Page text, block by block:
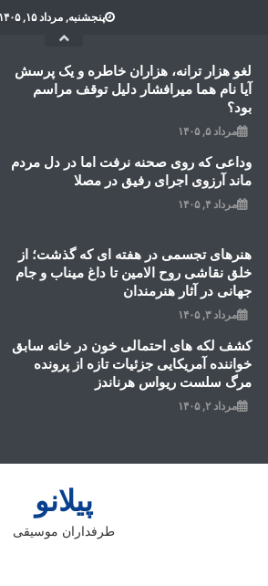
پنجشنبه, مرداد ۱۵, ۱۴۰۵
لغو هزار ترانه، هزاران خاطره و یک پرسش
آیا نام هما میرافشار دلیل توقف مراسم
بود؟
مرداد ۵, ۱۴۰۵
وداعی که روی صحنه نرفت اما در دل مردم
ماند آرزوی اجرای رفیق در مصلا
مرداد ۴, ۱۴۰۵
هنرهای تجسمی در هفته ای که گذشت؛ از
خلق نقاشی روح الامین تا داغ میناب و جام
جهانی در آثار هنرمندان
مرداد ۳, ۱۴۰۵
کشف لکه های احتمالی خون در خانه سابق
خواننده آمریکایی جزئیات تازه از پرونده
مرگ سلست ریواس هرناندز
مرداد ۲, ۱۴۰۵
پیلانو
طرفداران موسیقی